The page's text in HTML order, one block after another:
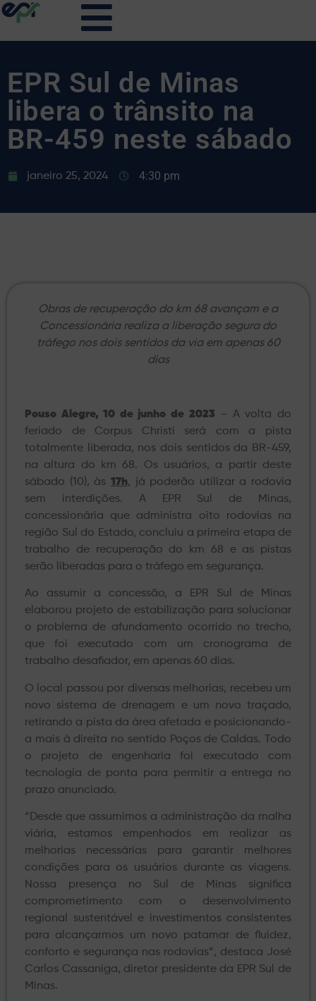
EPR Sul de Minas
libera o trânsito na
BR-459 neste sábado
janeiro 25, 2024 4:30 pm
Obras de recuperação do km 68 avançam e a
Concessionária realiza a liberação segura do
tráfego nos dois sentidos da via em apenas 60
dias
Pouso Alegre, 10 de junho de 2023 – A volta do
feriado de Corpus Christi será com a pista
totalmente liberada, nos dois sentidos da BR-459,
na altura do km 68. Os usuários, a partir deste
sábado (10), às 17h, já poderão utilizar a rodovia
sem interdições. A EPR Sul de Minas,
concessionária que administra oito rodovias na
região Sul do Estado, concluiu a primeira etapa de
trabalho de recuperação do km 68 e as pistas
serão liberadas para o tráfego em segurança.
Ao assumir a concessão, a EPR Sul de Minas
elaborou projeto de estabilização para solucionar
o problema de afundamento ocorrido no trecho,
que foi executado com um cronograma de
trabalho desafiador, em apenas 60 dias.
O local passou por diversas melhorias, recebeu um
novo sistema de drenagem e um novo traçado,
retirando a pista da área afetada e posicionando-
a mais à direita no sentido Poços de Caldas. Todo
o projeto de engenharia foi executado com
tecnologia de ponta para permitir a entrega no
prazo anunciado.
“Desde que assumimos a administração da malha
viária, estamos empenhados em realizar as
melhorias necessárias para garantir melhores
condições para os usuários durante as viagens.
Nossa presença no Sul de Minas significa
comprometimento com o desenvolvimento
regional sustentável e investimentos consistentes
para alcançarmos um novo patamar de fluidez,
conforto e segurança nas rodovias”, destaca José
Carlos Cassaniga, diretor presidente da EPR Sul de
Minas.